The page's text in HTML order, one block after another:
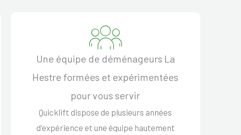
Une équipe de déménageurs La
Hestre formées et expérimentées
pour vous servir
Quicklift dispose de plusieurs années
d'expérience et une équipe hautement